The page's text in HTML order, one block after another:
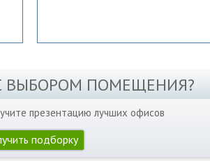
ВЫБОРОМ ПОМЕЩЕНИЯ?
презентацию лучших офисов
подборку